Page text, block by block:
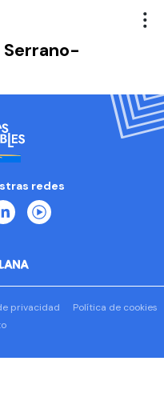
Serrano-
redes
privacidad
Política de cookies